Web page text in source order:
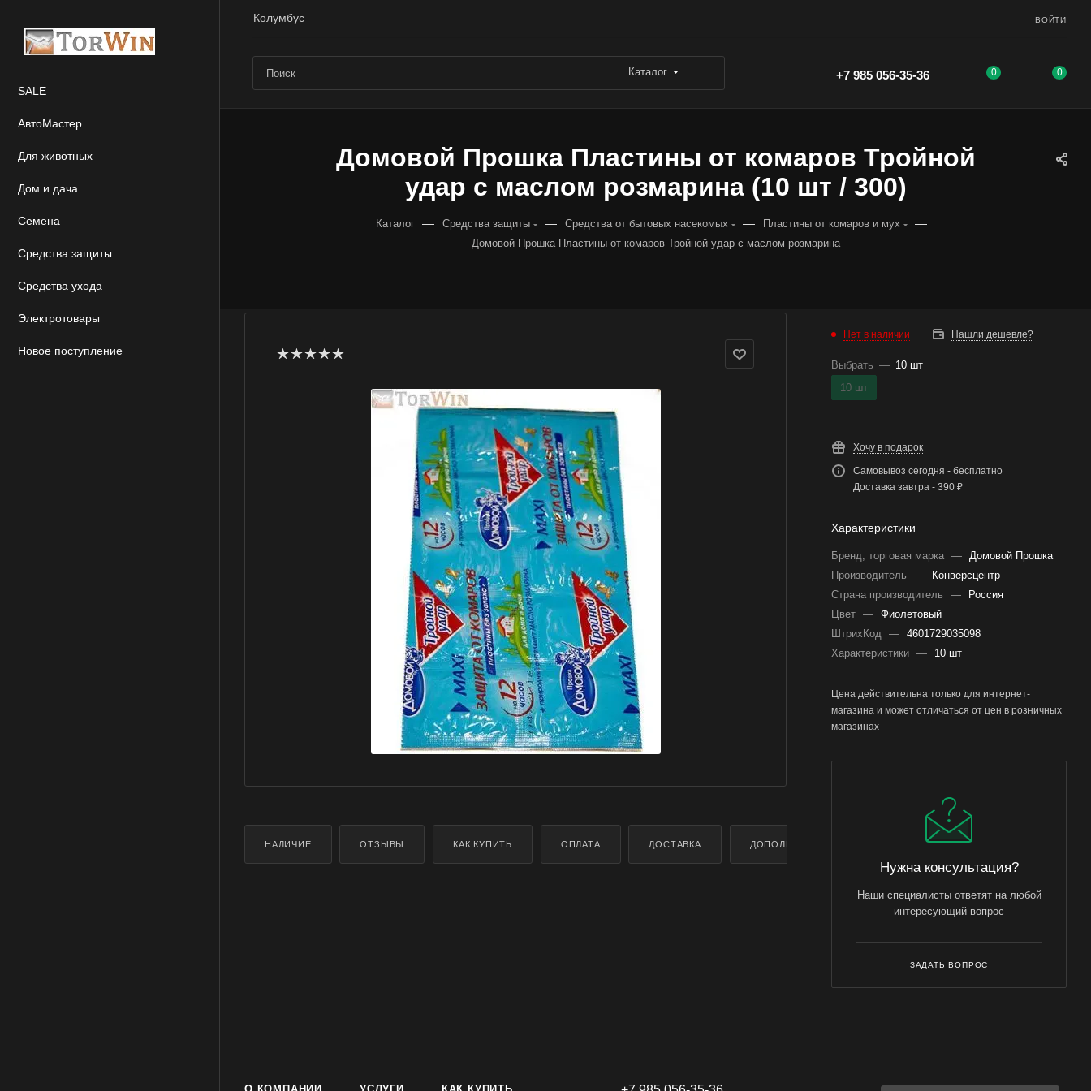
Колумбус ВОЙТИ
Каталог +7 985 056-35-36 0 0
SALE
АвтоМастер
Для животных
Дом и дача
Семена
Средства защиты
Средства ухода
Электротовары
Новое поступление
Домовой Прошка Пластины от комаров Тройной
удар с маслом розмарина (10 шт / 300)
Каталог — Средства защиты — Средства от бытовых насекомых — Пластины от комаров и мух —
Домовой Прошка Пластины от комаров Тройной удар с маслом розмарина
НАЛИЧИЕ ОТЗЫВЫ КАК КУПИТЬ ОПЛАТА ДОСТАВКА ДОПОЛНИТЕЛЬНО
Нет в наличии Нашли дешевле?
Выбрать — 10 шт
10 шт
Хочу в подарок
Самовывоз сегодня - бесплатно
Доставка завтра - 390 ₽
Характеристики
Бренд, торговая марка — Домовой Прошка
Производитель
—
Конверсцентр
Страна производитель
—
Россия
Цвет — Фиолетовый
ШтрихКод — 4601729035098
Характеристики — 10 шт
Цена действительна только для интернет-
магазина и может отличаться от цен в розничных
магазинах
Нужна консультация?
Наши специалисты ответят на любой
интересующий вопрос
ЗАДАТЬ ВОПРОС